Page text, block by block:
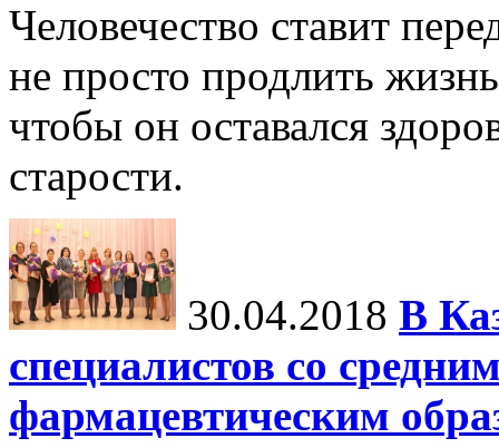
Человечество ставит
не просто продлить
чтобы он оставался
старости.
30.04.2018 В
специалистов со
фармацевтическим